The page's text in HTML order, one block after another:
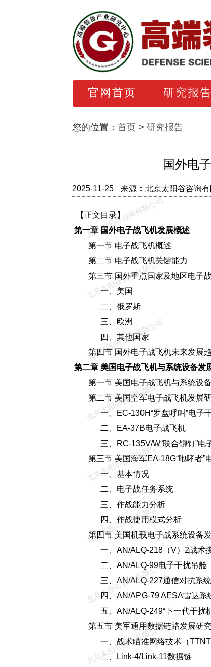
官网首页 研究报告
您的位置： 首页 > 研究报告
国外电
2025-11-25 来源：北京太阳谷咨询有
【正文目录】
第一章 国外电子战飞机发展概述
第一节 电子战飞机概述
第二节 电子战飞机关键能力
第三节 国外重点国家及地区电子
一、美国
二、俄罗斯
三、欧洲
四、其他国家
第四节 国外电子战飞机未来发展
第二章 美国电子战飞机与系统设备发
第一节 美国电子战飞机与系统设
第二节 美国空军电子战飞机发展
一、EC-130H“罗盘呼叫”电子干
二、EA-37B电子战飞机
三、RC-135V/W“联合铆钉”电
第三节 美国海军EA-18G“咆哮者”
一、基本情况
二、电子战任务系统
三、作战能力分析
四、作战使用模式分析
第四节 美国机载电子战系统设备
一、AN/ALQ-218（V）2战术
二、AN/ALQ-99电子干扰吊舱
三、AN/ALQ-227通信对抗系统
四、AN/APG-79 AESA雷达系
五、AN/ALQ-249“下一代干扰机”
第五节 美军通用数据链路发展研究
一、战术瞄准网络技术（TTNT
二、Link-4/Link-11数据链
北京太阳谷咨询有限公司
北京太阳谷咨询有限公司
北京太阳谷咨询有限公司
北京太阳谷咨询有限公司
北京太阳谷咨询有限公司
北京太阳谷咨询有限公司
北京太阳谷咨询有限公司
北京太阳谷咨询有限公司